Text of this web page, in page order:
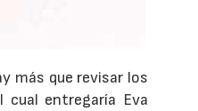
más que revisar los
cual entregaría Eva